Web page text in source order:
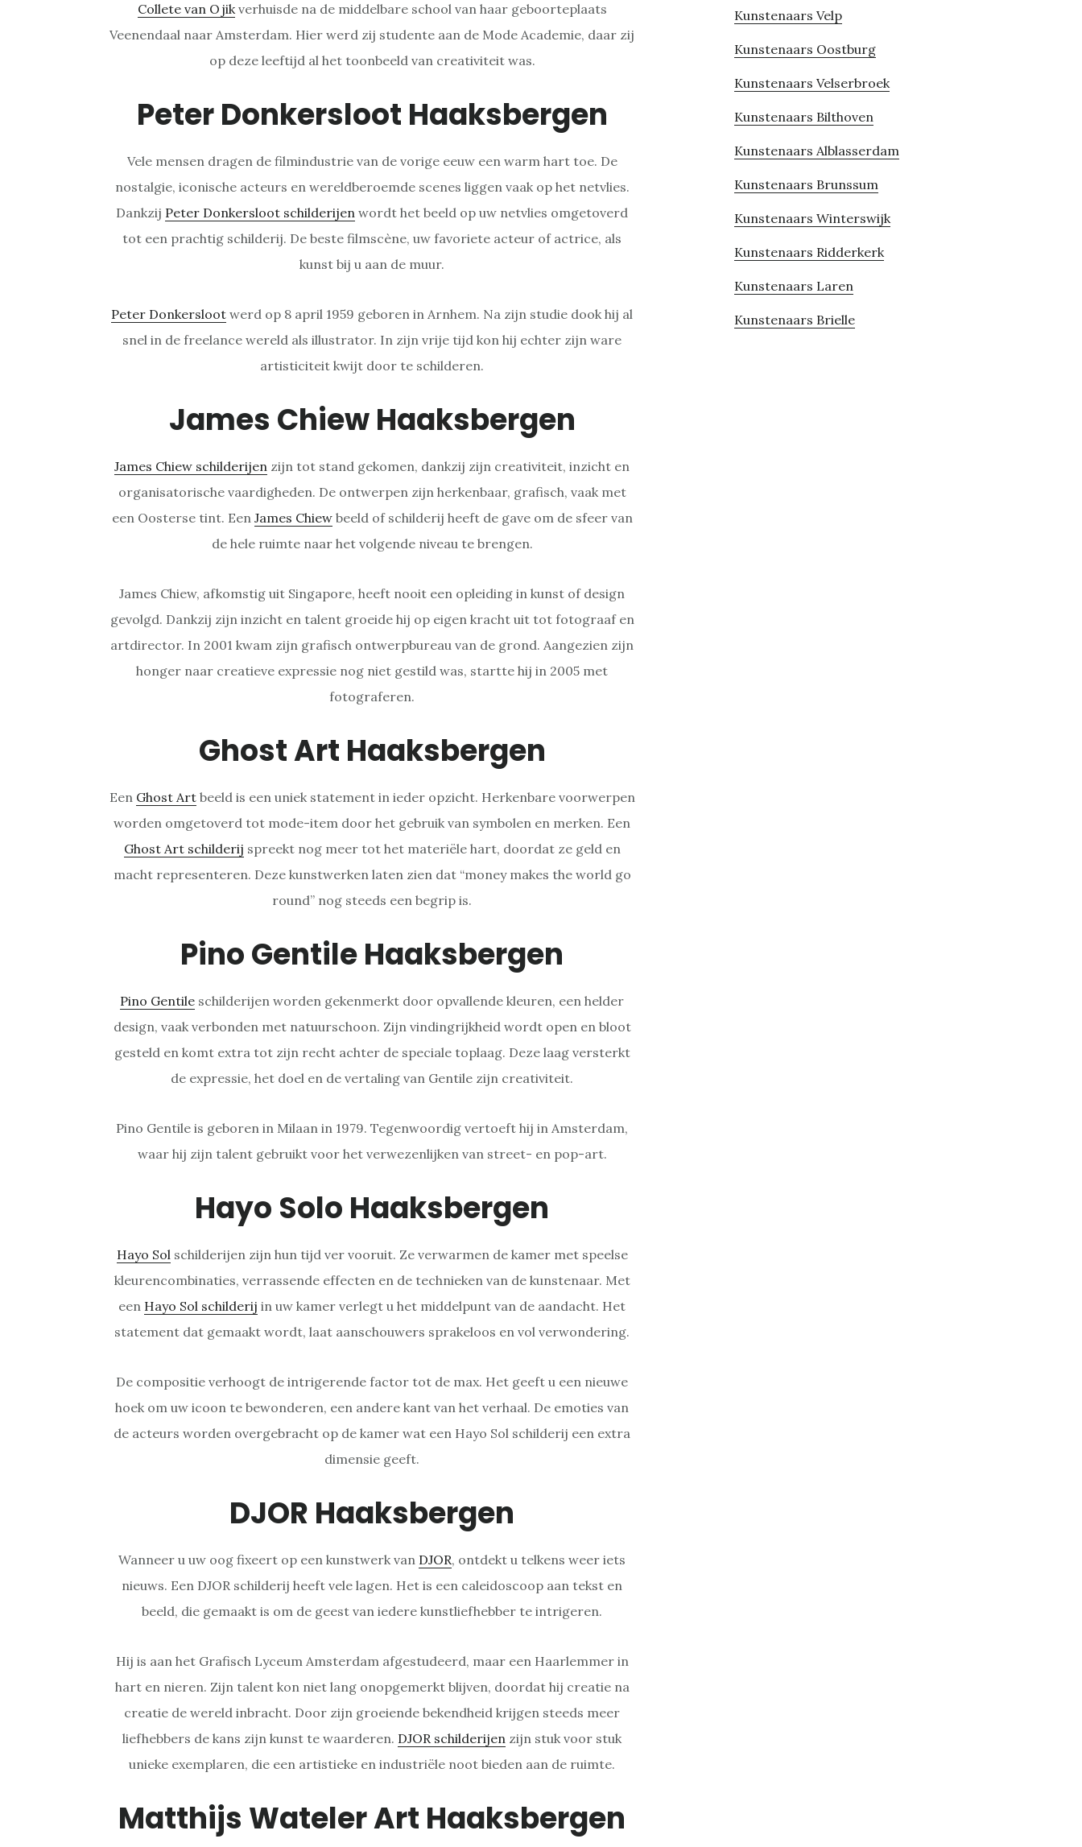
Collete van Ojikverhuisde na de middelbare school van haar geboorteplaats
Veenendaal naar Amsterdam. Hier werd zij studente aan de Mode Academie, daar zij
op deze leeftijd al het toonbeeld van creativiteit was.
Peter Donkersloot Haaksbergen
Vele mensen dragen de filmindustrie van de vorige eeuw een warm hart toe. De
nostalgie, iconische acteurs en wereldberoemde scenes liggen vaak op het netvlies.
Dankzij Peter Donkersloot schilderijen wordt het beeld op uw netvlies omgetoverd
tot een prachtig schilderij. De beste filmscène, uw favoriete acteur of actrice, als
kunst bij u aan de muur.
Peter Donkersloot werd op 8 april 1959 geboren in Arnhem. Na zijn studie dook hij al
snel in de freelance wereld als illustrator. In zijn vrije tijd kon hij echter zijn ware
artisticiteit kwijt door te schilderen.
James Chiew Haaksbergen
James Chiew schilderijen zijn tot stand gekomen, dankzij zijn creativiteit, inzicht en
organisatorische vaardigheden. De ontwerpen zijn herkenbaar, grafisch, vaak met
een Oosterse tint. Een James Chiewbeeld of schilderij heeft de gave om de sfeer van
de hele ruimte naar het volgende niveau te brengen.
James Chiew, afkomstig uit Singapore, heeft nooit een opleiding in kunst of design
gevolgd. Dankzij zijn inzicht en talent groeide hij op eigen kracht uit tot fotograaf en
artdirector. In 2001 kwam zijn grafisch ontwerpbureau van de grond. Aangezien zijn
honger naar creatieve expressie nog niet gestild was, startte hij in 2005 met
fotograferen.
Ghost Art Haaksbergen
Een Ghost Artbeeld is een uniek statement in ieder opzicht. Herkenbare voorwerpen
worden omgetoverd tot mode-item door het gebruik van symbolen en merken. Een
Ghost Art schilderij spreekt nog meer tot het materiële hart, doordat ze geld en
macht representeren. Deze kunstwerken laten zien dat “money makes the world go
round” nog steeds een begrip is.
Pino Gentile Haaksbergen
Pino Gentile schilderijen worden gekenmerkt door opvallende kleuren, een helder
design, vaak verbonden met natuurschoon. Zijn vindingrijkheid wordt open en bloot
gesteld en komt extra tot zijn recht achter de speciale toplaag. Deze laag versterkt
de expressie, het doel en de vertaling van Gentile zijn creativiteit.
Pino Gentile is geboren in Milaan in 1979. Tegenwoordig vertoeft hij in Amsterdam,
waar hij zijn talent gebruikt voor het verwezenlijken van street- en pop-art.
Hayo Solo Haaksbergen
Hayo Solschilderijen zijn hun tijd ver vooruit. Ze verwarmen de kamer met speelse
kleurencombinaties, verrassende effecten en de technieken van de kunstenaar. Met
een Hayo Sol schilderij in uw kamer verlegt u het middelpunt van de aandacht. Het
statement dat gemaakt wordt, laat aanschouwers sprakeloos en vol verwondering.
De compositie verhoogt de intrigerende factor tot de max. Het geeft u een nieuwe
hoek om uw icoon te bewonderen, een andere kant van het verhaal. De emoties van
de acteurs worden overgebracht op de kamer wat een Hayo Sol schilderij een extra
dimensie geeft.
DJOR Haaksbergen
Wanneer u uw oog fixeert op een kunstwerk van DJOR, ontdekt u telkens weer iets
nieuws. Een DJOR schilderij heeft vele lagen. Het is een caleidoscoop aan tekst en
beeld, die gemaakt is om de geest van iedere kunstliefhebber te intrigeren.
Hij is aan het Grafisch Lyceum Amsterdam afgestudeerd, maar een Haarlemmer in
hart en nieren. Zijn talent kon niet lang onopgemerkt blijven, doordat hij creatie na
creatie de wereld inbracht. Door zijn groeiende bekendheid krijgen steeds meer
liefhebbers de kans zijn kunst te waarderen. DJOR schilderijen zijn stuk voor stuk
unieke exemplaren, die een artistieke en industriële noot bieden aan de ruimte.
Matthijs Wateler Art Haaksbergen
Kunstenaars Velp
Kunstenaars Oostburg
Kunstenaars Velserbroek
Kunstenaars Bilthoven
Kunstenaars Alblasserdam
Kunstenaars Brunssum
Kunstenaars Winterswijk
Kunstenaars Ridderkerk
Kunstenaars Laren
Kunstenaars Brielle